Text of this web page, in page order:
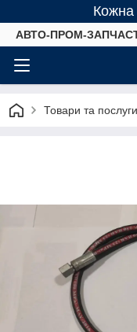
Кожна
АВТО-ПРОМ-
Товари та послуги